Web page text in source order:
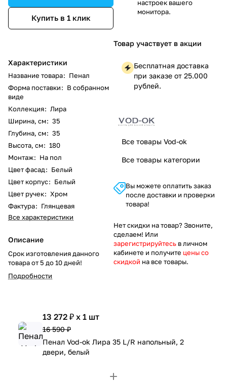
Купить в 1 клик
Характеристики
Название товара: Пенал
Форма поставки: В собранном
виде
Коллекция: Лира
Ширина, см: 35
Глубина, см: 35
Высота, см: 180
Монтаж: На пол
Цвет фасад: Белый
Цвет корпус: Белый
Цвет ручек: Хром
Фактура: Глянцевая
Все характеристики
Описание
Срок изготовления данного
товара от 5 до 10 дней!
Подробности
настроек вашего
монитора.
Товар участвует в акции
Бесплатная доставка
при заказе от 25.000
рублей.
Все товары Vod-ok
Все товары категории
Вы можете оплатить заказ
после доставки и проверки
товара!
Нет скидки на товар? Звоните,
сделаем! Или
зарегистрируйтесь в личном
кабинете и получите цены со
скидкой на все товары.
13 272 ₽ x 1 шт
16 590 ₽
Пенал Vod-ok Лира 35 L/R напольный, 2
двери, белый